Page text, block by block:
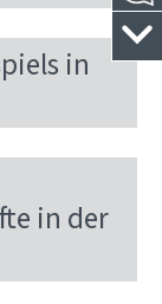
in
in der